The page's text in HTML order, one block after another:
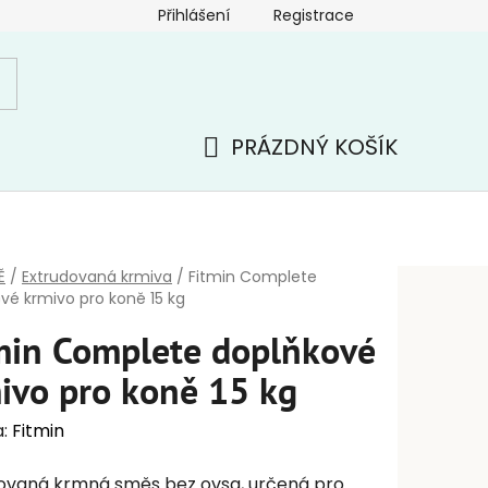
Přihlášení Registrace
PRÁZDNÝ KOŠÍK
/ Extrudovaná krmiva / Fitmin Complete
krmivo pro koně 15 kg
Complete doplňkové
pro koně 15 kg
Fitmin